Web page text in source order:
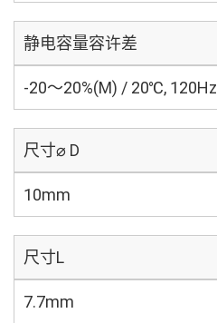
静电容量容许差
-20～20%(M) / 20℃, 120Hz
尺寸⌀ D
10mm
尺寸L
7.7mm